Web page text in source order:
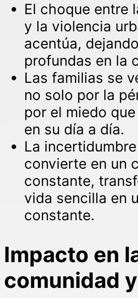
El choque entre
y la violencia
acentúa,
profundas en la
Las familias se
no solo por la
por el miedo
en su día a día.
La
convierte en un
constante,
vida sencilla en
constante.
Impacto en
comunidad